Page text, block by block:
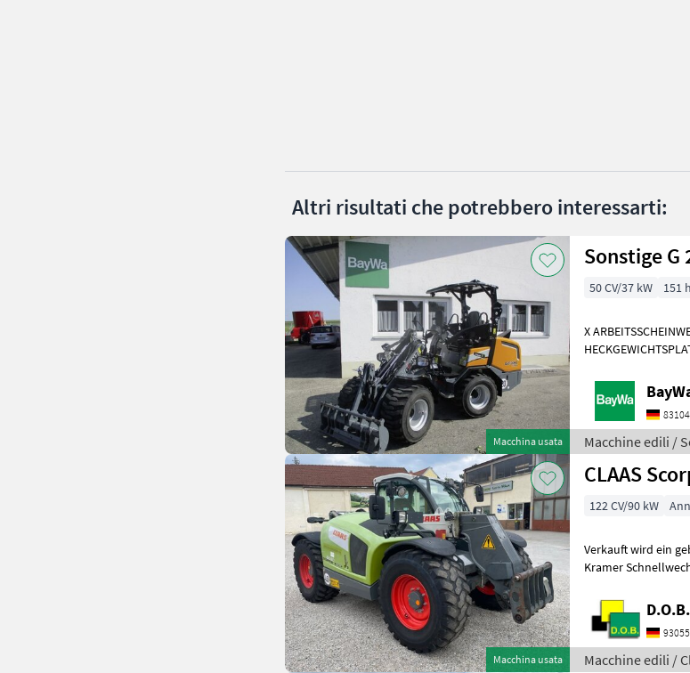
Altri risultati che potrebbero interessarti:
Macchina usata
50 CV/37 kW 151 h
X
KMDRUCKFREIER
Macchine edili /
Macchina usata
CLAAS
122 CV/90 kW
Verkauft wird ein
Kramer
Macchine edili /